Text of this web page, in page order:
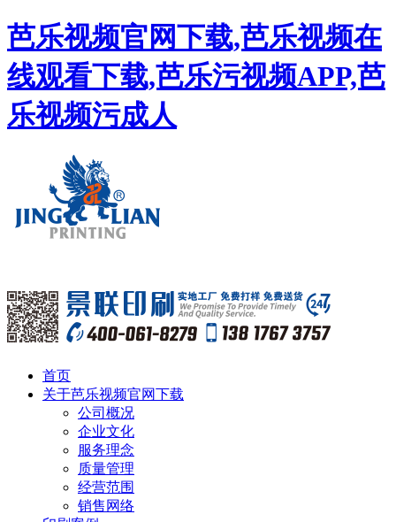
芭乐视频官网下载,芭乐视频在
线观看下载,芭乐污视频APP,芭
乐视频污成人
首页
关于芭乐视频官网下载
公司概况
企业文化
服务理念
质量管理
经营范围
销售网络